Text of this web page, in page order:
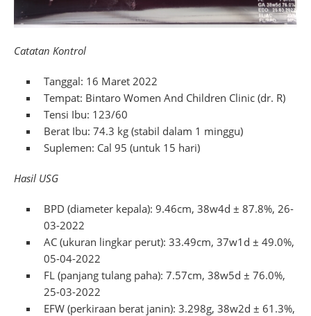
Catatan Kontrol
Tanggal: 16 Maret 2022
Tempat: Bintaro Women And Children Clinic (dr. R)
Tensi Ibu: 123/60
Berat Ibu: 74.3 kg (stabil dalam 1 minggu)
Suplemen: Cal 95 (untuk 15 hari)
Hasil USG
BPD (diameter kepala): 9.46cm, 38w4d ± 87.8%, 26-
03-2022
AC (ukuran lingkar perut): 33.49cm, 37w1d ± 49.0%,
05-04-2022
FL (panjang tulang paha): 7.57cm, 38w5d ± 76.0%,
25-03-2022
EFW (perkiraan berat janin): 3.298g, 38w2d ± 61.3%,